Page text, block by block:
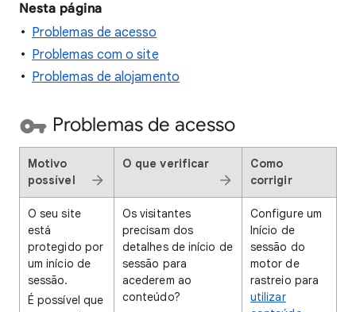
Nesta página
Problemas de acesso
Problemas com o site
Problemas de alojamento
Problemas de acesso
Motivo
possível
O que verificar
Como
corrigir
O seu site
está
protegido por
um início de
sessão.
É possível que
Os visitantes
precisam dos
detalhes de início de
sessão para
acederem ao
conteúdo?
Configure um
Início de
sessão do
motor de
rastreio para
utilizar